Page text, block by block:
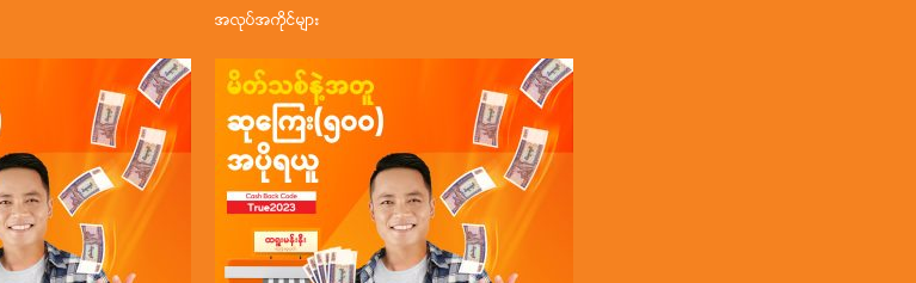
အလုပ်အကိုင်များ